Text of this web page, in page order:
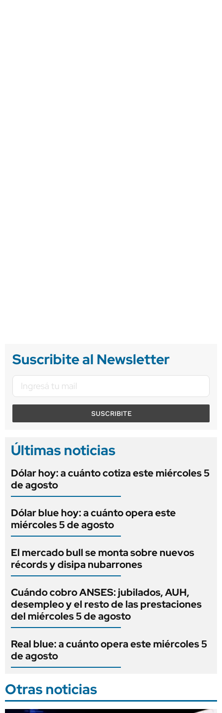
Suscribite al Newsletter
SUSCRIBITE
Últimas noticias
Dólar hoy: a cuánto cotiza este miércoles 5
de agosto
Dólar blue hoy: a cuánto opera este
miércoles 5 de agosto
El mercado bull se monta sobre nuevos
récords y disipa nubarrones
Cuándo cobro ANSES: jubilados, AUH,
desempleo y el resto de las prestaciones
del miércoles 5 de agosto
Real blue: a cuánto opera este miércoles 5
de agosto
Otras noticias